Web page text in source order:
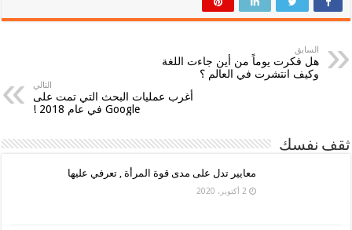
السابق
هل فكرت يوماً من أين جاءت اللغة
وكيف انتشرت في العالم ؟
التالي
أغرب عمليات البحث التي تمت على
Google في عام 2018 !
ثقف نفسك
معايير تدل على مدى قوة المرأة , تعرفي عليها
2 أكتوبر، 2020